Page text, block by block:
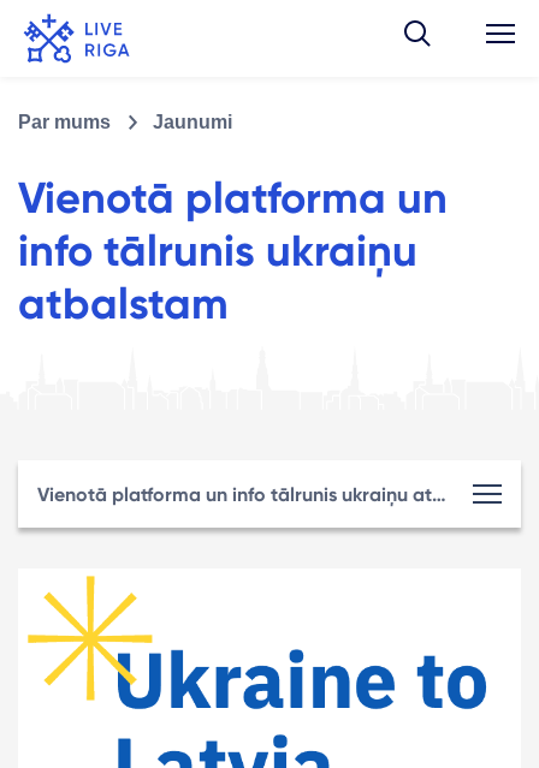
Par mums Jaunumi
Vienotā platforma un
info tālrunis ukraiņu
atbalstam
Vienotā platforma un info tālrunis ukraiņu atbalstam